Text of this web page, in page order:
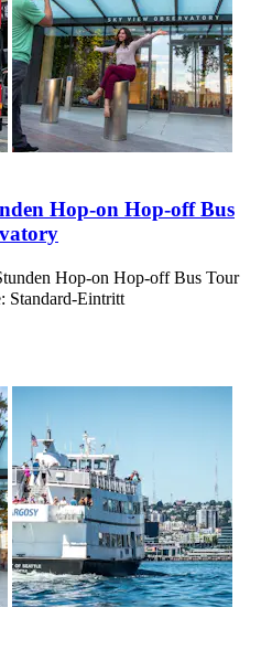
Hop-on Hop-off Bus
Hop-on Hop-off Bus Tour
Standard-Eintritt